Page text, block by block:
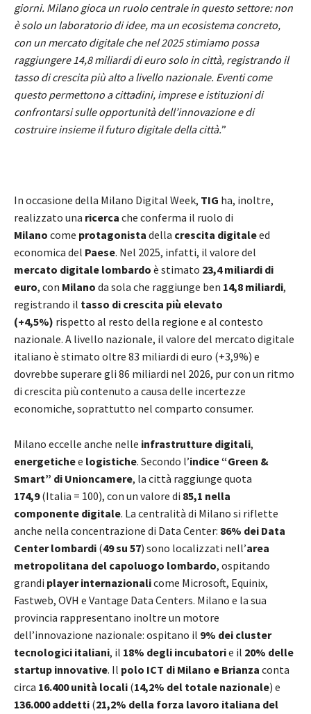
giorni. Milano gioca un ruolo centrale in questo settore: non
è solo un laboratorio di idee, ma un ecosistema concreto,
con un mercato digitale che nel 2025 stimiamo possa
raggiungere 14,8 miliardi di euro solo in città, registrando il
tasso di crescita più alto a livello nazionale. Eventi come
questo permettono a cittadini, imprese e istituzioni di
confrontarsi sulle opportunità dell’innovazione e di
costruire insieme il futuro digitale della città.”
In occasione della Milano Digital Week, TIG ha, inoltre,
realizzato una ricerca che conferma il ruolo di
Milano come protagonista della crescita digitaleed
economica del Paese. Nel 2025, infatti, il valore del
mercato digitale lombardo è stimato 23,4 miliardi di
euro, con Milano da sola che raggiunge ben 14,8 miliardi,
registrando il tasso di crescita più elevato
(+4,5%) rispetto al resto della regione e al contesto
nazionale. A livello nazionale, il valore del mercato digitale
italiano è stimato oltre 83 miliardi di euro (+3,9%) e
dovrebbe superare gli 86 miliardi nel 2026, pur con un ritmo
di crescita più contenuto a causa delle incertezze
economiche, soprattutto nel comparto consumer.
Milano eccelle anche nelle infrastrutture digitali,
energetichee logistiche. Secondo l’indice“Green &
Smart” di Unioncamere, la città raggiunge quota
174,9(Italia = 100), con un valore di 85,1 nella
componente digitale. La centralità di Milano si riflette
anche nella concentrazione di Data Center: 86% dei Data
Center lombardi (49 su 57) sono localizzati nell’area
metropolitana del capoluogo lombardo, ospitando
grandi player internazionalicome Microsoft, Equinix,
Fastweb, OVH e Vantage Data Centers. Milano e la sua
provincia rappresentano inoltre un motore
dell’innovazione nazionale: ospitano il 9% dei cluster
tecnologici italiani, il 18% degli incubatorie il 20% delle
startup innovative. Il polo ICT di Milano e Brianza conta
circa 16.400 unità locali (14,2% del totale nazionale) e
136.000 addetti (21,2% della forza lavoro italiana del